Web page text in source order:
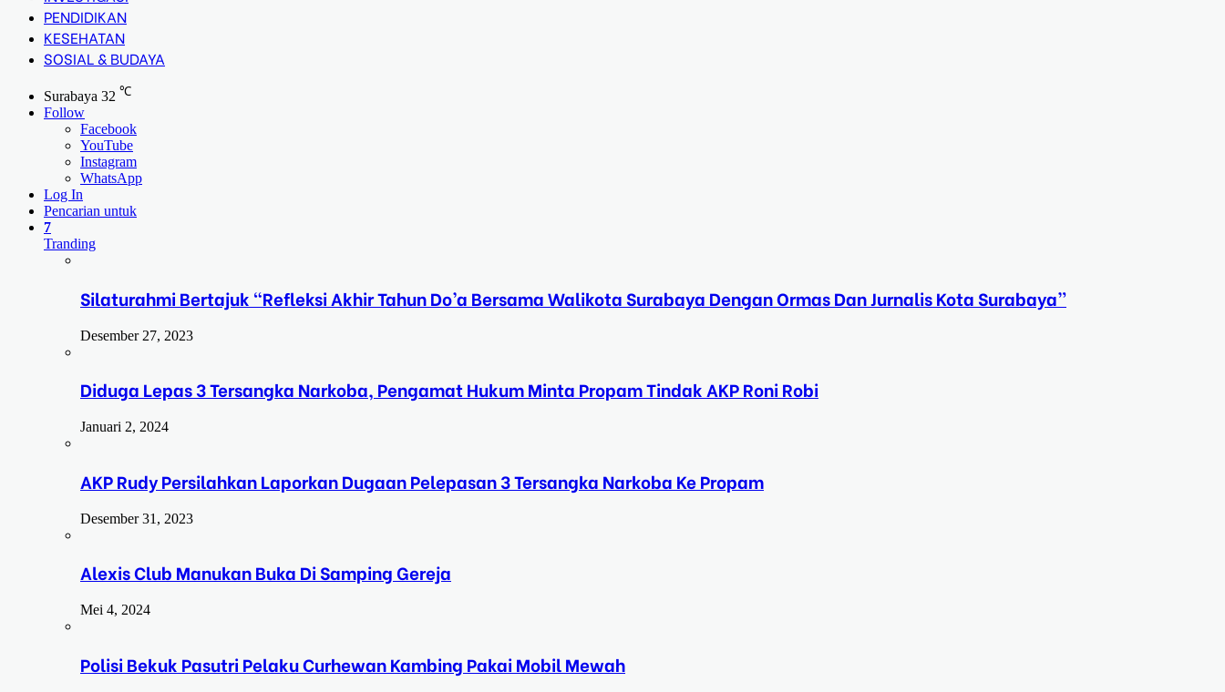
PENDIDIKAN
KESEHATAN
SOSIAL & BUDAYA
Surabaya 32 ℃
Follow
Facebook
YouTube
Instagram
WhatsApp
Log In
Pencarian untuk
7
Tranding
Silaturahmi Bertajuk “Refleksi Akhir Tahun Do’a Bersama Walikota Surabaya Dengan Ormas Dan Jurnalis Kota Surabaya”
Desember 27, 2023
Diduga Lepas 3 Tersangka Narkoba, Pengamat Hukum Minta Propam Tindak AKP Roni Robi
Januari 2, 2024
AKP Rudy Persilahkan Laporkan Dugaan Pelepasan 3 Tersangka Narkoba Ke Propam
Desember 31, 2023
Alexis Club Manukan Buka Di Samping Gereja
Mei 4, 2024
Polisi Bekuk Pasutri Pelaku Curhewan Kambing Pakai Mobil Mewah